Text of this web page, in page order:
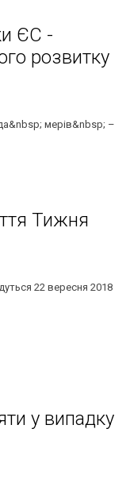
ЄС -
розвитку
мерів&nbsp; –
Тижня
22 вересня 2018
у випадку